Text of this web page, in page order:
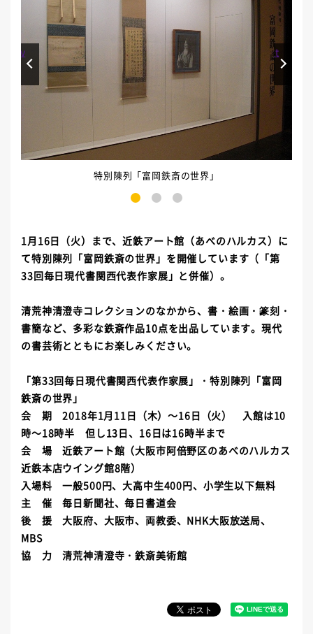
特別陳列「富岡鉄斎の世界」
3
Prev Next
1月16日（火）まで、近鉄アート館（あべのハルカス）に
て特別陳列「富岡鉄斎の世界」を開催しています（「第
33回毎日現代書関西代表作家展」と併催）。
清荒神清澄寺コレクションのなかから、書・絵画・篆刻・
書簡など、多彩な鉄斎作品10点を出品しています。現代
の書芸術とともにお楽しみください。
「第33回毎日現代書関西代表作家展」・特別陳列「富岡
鉄斎の世界」
会 期 2018年1月11日（木）～16日（火） 入館は10
時～18時半 但し13日、16日は16時半まで
会 場 近鉄アート館（大阪市阿倍野区のあべのハルカス
近鉄本店ウイング館8階）
入場料 一般500円、大高中生400円、小学生以下無料
主 催 毎日新聞社、毎日書道会
後 援 大阪府、大阪市、両教委、NHK大阪放送局、
MBS
協 力 清荒神清澄寺・鉄斎美術館